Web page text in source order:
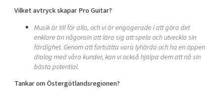
Vilket avtryck skapar Pro Guitar?
Musik är till för alla, och vi är engagerade i att göra det
enklare än någonsin att lära sig att spela och utveckla sin
färdighet. Genom att fortsätta vara lyhörda och ha en öppen
dialog med våra kunder, kan vi också hjälpa dem att nå sin
bästa potential.
Tankar om Östergötlandsregionen?